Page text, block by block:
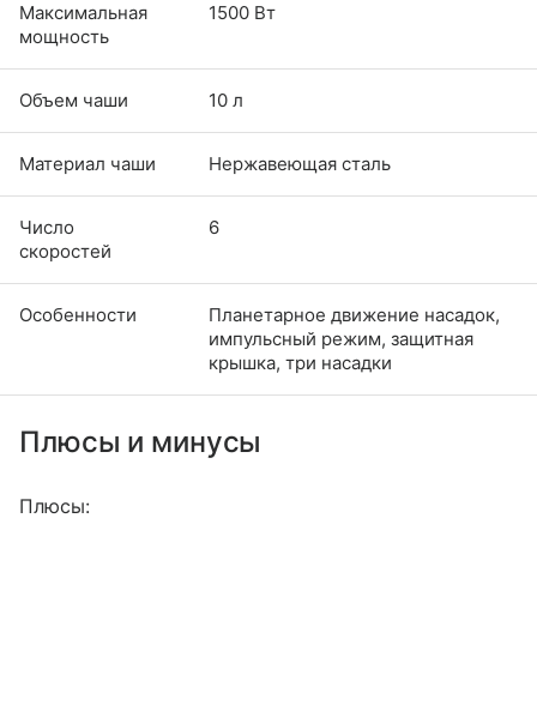
Максимальная
мощность
1500 Вт
Объем чаши 10 л
Материал чаши Нержавеющая сталь
Число
скоростей
6
Особенности
Планетарное движение насадок,
импульсный режим, защитная
крышка, три насадки
Плюсы и минусы
Плюсы: